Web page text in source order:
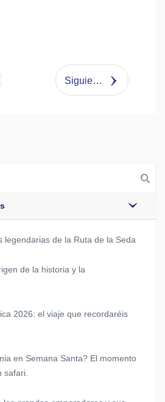
Siguiente
legendarias de la Ruta de la Seda
de la historia y la
2026: el viaje que recordaréis
en Semana Santa? El momento
safari.